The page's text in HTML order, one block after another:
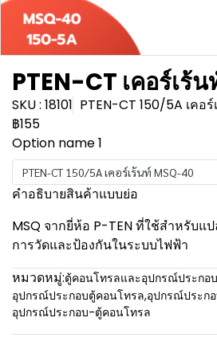
PTEN-CT เคอร์เร้น
SKU : 18101 PTEN-CT 150/5A เคอ
฿155
Option name 1
PTEN-CT 150/5A เคอร์เร้นท์ MSQ-40
คำอธิบายสินค้าแบบย่อ
MSQ จากยี่ห้อ P-TEN ที่ใช้สำหรับแ
การวัดและป้องกันในระบบไฟฟ้า
หมวดหมู่:ตู้คอนโทรลและอุปกรณ์ประกอ
อุปกรณ์ประกอบตู้คอนโทรล,อุปกรณ์ประก
อุปกรณ์ประกอบ-ตู้คอนโทรล